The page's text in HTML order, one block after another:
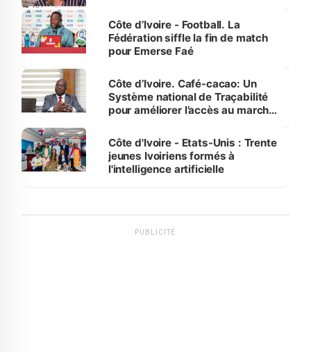
Côte d’Ivoire - Football. La
Fédération siffle la fin de match
pour Emerse Faé
Côte d’Ivoire. Café-cacao: Un
Système national de Traçabilité
pour améliorer l’accès au marché
Côte d'Ivoire - Etats-Unis : Trente
jeunes Ivoiriens formés à
l'intelligence artificielle
PUBLICITÉ